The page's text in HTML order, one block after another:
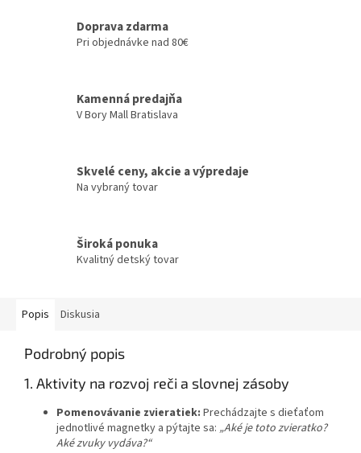
Doprava zdarma
Pri objednávke nad 80€
Kamenná predajňa
V Bory Mall Bratislava
Skvelé ceny, akcie a výpredaje
Na vybraný tovar
Široká ponuka
Kvalitný detský tovar
Popis Diskusia
Podrobný popis
1. Aktivity na rozvoj reči a slovnej zásoby
Pomenovávanie zvieratiek: Prechádzajte s dieťaťom
jednotlivé magnetky a pýtajte sa: „Aké je toto zvieratko?
Aké zvuky vydáva?“